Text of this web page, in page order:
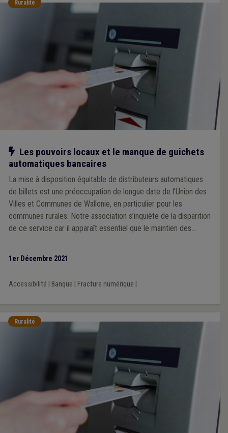
Ruralité
Notre action
Les pouvoirs locaux et le manque de guichets
automatiques bancaires
La mise à disposition équitable de distributeurs automatiques
de billets est une préoccupation de longue date de l’Union des
Villes et Communes de Wallonie, en particulier pour les
communes rurales. Notre association s’inquiète de la disparition
de ce service car il apparaît essentiel que le maintien des
1er Décembre 2021
Accessibilité Banque Fracture numérique
Ruralité